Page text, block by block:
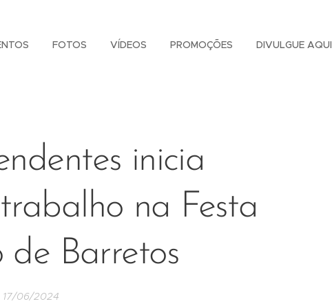
FOTOS VÍDEOS PROMOÇÕES DIVULGUE AQUI
inicia
na Festa
de Barretos
17/06/2024